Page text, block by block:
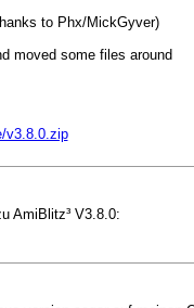
to Phx/MickGyver)
moved some files around
v3.8.0.zip
AmiBlitz³ V3.8.0: